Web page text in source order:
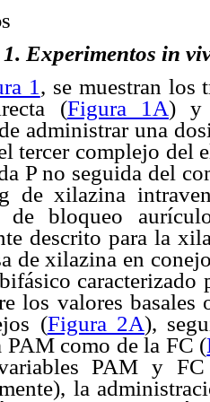
Experimentos in
1 , se muestran los
(Figura 1A) y
administrar una
tercer complejo del
P no seguida del
de xilazina
de bloqueo
descrito para la
de xilazina en
los valores basales
(Figura 2A),
PAM como de la FC (
PAM y
la